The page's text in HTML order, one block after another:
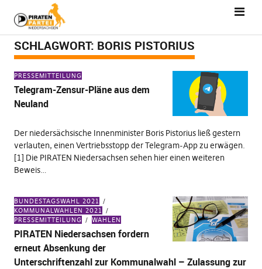
SCHLAGWORT: BORIS PISTORIUS
PRESSEMITTEILUNG
Telegram-Zensur-Pläne aus dem
Neuland
Der niedersächsische Innenminister Boris Pistorius ließ gestern
verlauten, einen Vertriebsstopp der Telegram-App zu erwägen.
[1] Die PIRATEN Niedersachsen sehen hier einen weiteren
Beweis…
BUNDESTAGSWAHL 2021
KOMMUNALWAHLEN 2021
PRESSEMITTEILUNG
WAHLEN
PIRATEN Niedersachsen fordern
erneut Absenkung der
Unterschriftenzahl zur Kommunalwahl – Zulassung zur